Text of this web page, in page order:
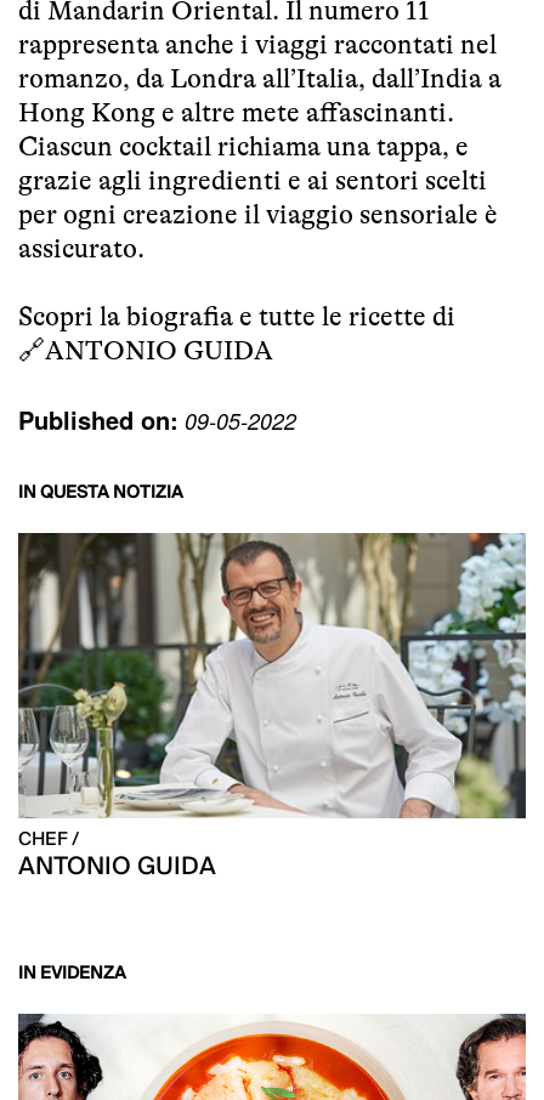
di Mandarin Oriental. Il numero 11
rappresenta anche i viaggi raccontati nel
romanzo, da Londra all’Italia, dall’India a
Hong Kong e altre mete affascinanti.
Ciascun cocktail richiama una tappa, e
grazie agli ingredienti e ai sentori scelti
per ogni creazione il viaggio sensoriale è
assicurato.
Scopri la biografia e tutte le ricette di
🔗ANTONIO GUIDA
Published on: 09-05-2022
IN QUESTA NOTIZIA
CHEF /
ANTONIO GUIDA
IN EVIDENZA